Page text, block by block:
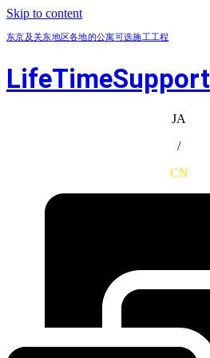
Skip to content
东京及关东地区各地的公寓可选施工工程
LifeTimeSupport
JA
/
CN